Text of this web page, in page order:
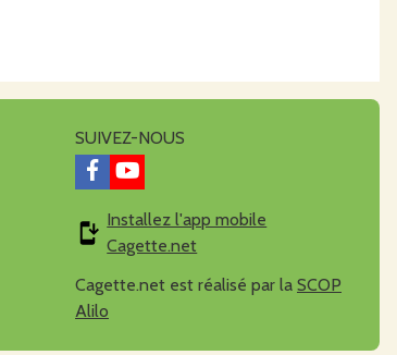
SUIVEZ-NOUS
Installez l'app mobile
Cagette.net
Cagette.net est réalisé par la SCOP
Alilo